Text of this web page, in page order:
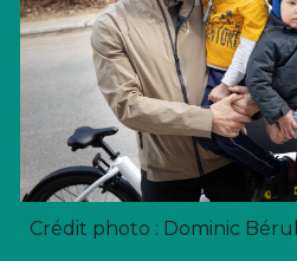
Crédit photo : Dominic